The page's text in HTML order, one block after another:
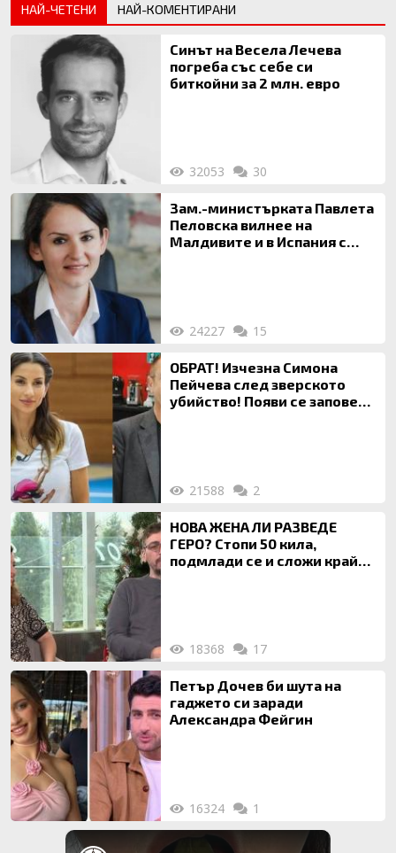
НАЙ-ЧЕТЕНИ НАЙ-КОМЕНТИРАНИ
Синът на Весела Лечева
погреба със себе си
биткойни за 2 млн. евро
32053 30
Зам.-министърката Павлета
Пеловска вилнее на
Малдивите и в Испания с
24227 15
ОБРАТ! Изчезна Симона
Пейчева след зверското
убийство! Появи се заповед
21588 2
НОВА ЖЕНА ЛИ РАЗВЕДЕ
ГЕРО? Стопи 50 кила,
подмлади се и сложи край
18368 17
Петър Дочев би шута на
гаджето си заради
Александра Фейгин
16324 1